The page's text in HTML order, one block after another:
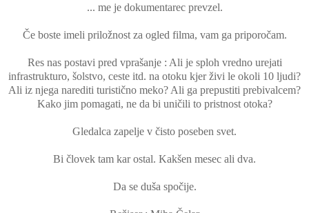
... me je dokumentarec prevzel.
Če boste imeli priložnost za ogled filma, vam ga priporočam.
Res nas postavi pred vprašanje : Ali je sploh vredno urejati
infrastrukturo, šolstvo, ceste itd. na otoku kjer živi le okoli 10 ljudi?
Ali iz njega narediti turistično meko? Ali ga prepustiti prebivalcem?
Kako jim pomagati, ne da bi uničili to pristnost otoka?
Gledalca zapelje v čisto poseben svet.
Bi človek tam kar ostal. Kakšen mesec ali dva.
Da se duša spočije.